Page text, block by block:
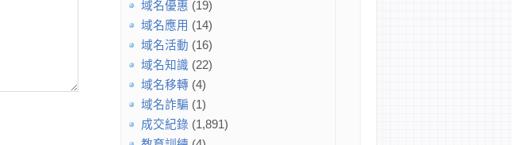
域名優惠 (19)
域名應用 (14)
域名活動 (16)
域名知識 (22)
域名移轉 (4)
域名詐騙 (1)
成交紀錄 (1,891)